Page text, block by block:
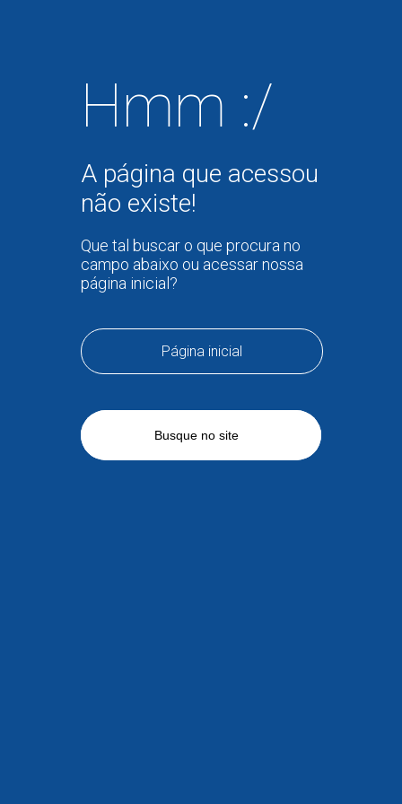
Hmm :/
A página que acessou
não existe!
Que tal buscar o que procura no
campo abaixo ou acessar nossa
página inicial?
Página inicial